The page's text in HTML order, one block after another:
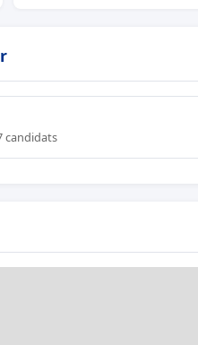
candidats